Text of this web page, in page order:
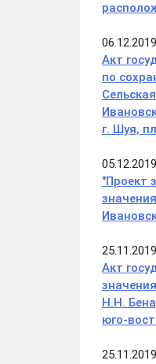
06.12.2019
Акт
по
г. Шуя,
05.12.2019
"Проект
25.11.2019
Акт
Н.Н.
юго-
25.11.2019